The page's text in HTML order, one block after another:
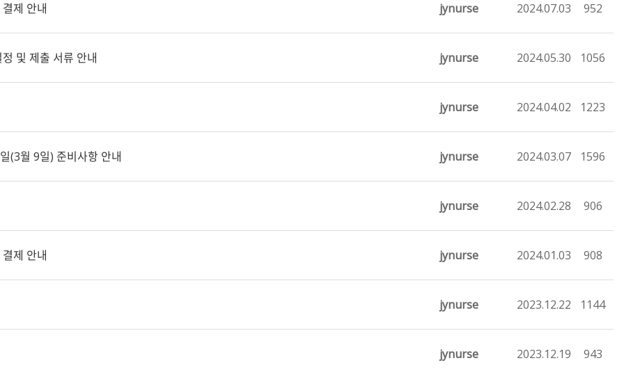
제 안내 jynurse 2024.07.03 952
및 제출 서류 안내 jynurse 2024.05.30 1056
jynurse 2024.04.02 1223
(3월 9일) 준비사항 안내 jynurse 2024.03.07 1596
jynurse 2024.02.28 906
제 안내 jynurse 2024.01.03 908
jynurse 2023.12.22 1144
jynurse 2023.12.19 943